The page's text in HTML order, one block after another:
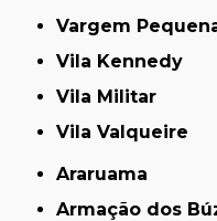
Vargem
Vila Kennedy
Vila Militar
Vila Valqueire
Araruama
Armação dos